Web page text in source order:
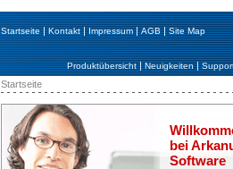
Startseite|Kontakt|Impressum|AGB|Site Map
Produktübersicht|Neuigkeiten|
Startseite
bei
Software